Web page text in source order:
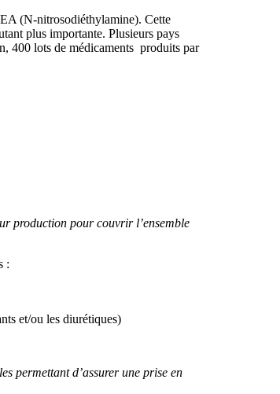
(N-nitrosodiéthylamine). Cette
plus importante. Plusieurs pays
400 lots de médicaments produits par
production pour couvrir l’ensemble
:
et/ou les diurétiques)
permettant d’assurer une prise en